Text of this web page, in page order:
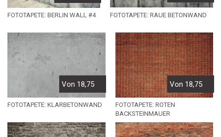
FOTOTAPETE: BERLIN WALL #4 FOTOTAPETE: RAUE BETONWAND
Von 18,75
FOTOTAPETE: KLARBETONWAND
Von 18,75
FOTOTAPETE: ROTEN
BACKSTEINMAUER